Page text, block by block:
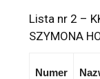
Lista nr 2 –
SZYMONA
Numer